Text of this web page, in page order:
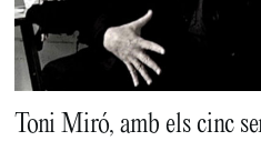
Toni Miró, amb els cinc